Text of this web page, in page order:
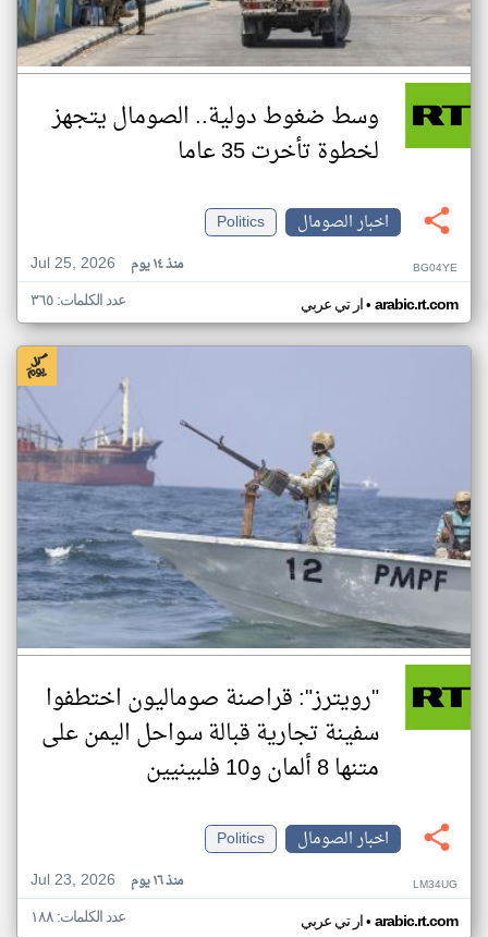
وسط ضغوط دولية.. الصومال يتجهز
لخطوة تأخرت 35 عاما
اخبار الصومال
Politics
Jul 25, 2026
منذ ١٤ يوم BG04YE
ار تي عربي• arabic.rt.com عدد الكلمات: ٣٦٥
"رويترز": قراصنة صوماليون اختطفوا
سفينة تجارية قبالة سواحل اليمن على
متنها 8 ألمان و10 فلبينيين
اخبار الصومال
Politics
Jul 23, 2026
منذ ١٦ يوم LM34UG
ار تي عربي• arabic.rt.com عدد الكلمات: ١٨٨